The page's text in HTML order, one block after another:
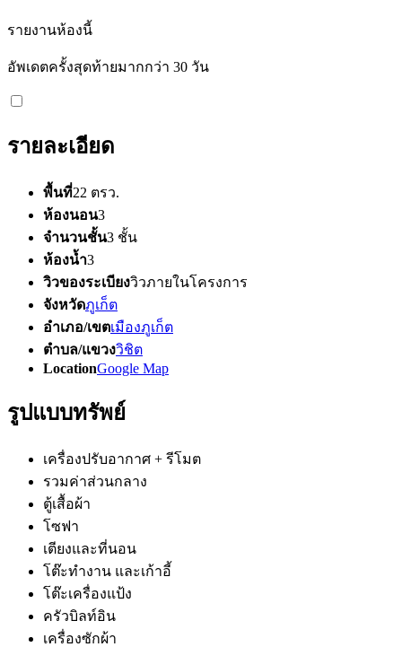
รายงานห้องนี้
อัพเดตครั้งสุดท้ายมากกว่า 30 วัน
รายละเอียด
พื้นที่22 ตรว.
ห้องนอน3
จำนวนชั้น3 ชั้น
ห้องน้ำ3
วิวของระเบียงวิวภายในโครงการ
จังหวัดภูเก็ต
อำเภอ/เขตเมืองภูเก็ต
ตำบล/แขวงวิชิต
LocationGoogle Map
รูปแบบทรัพย์
เครื่องปรับอากาศ + รีโมต
รวมค่าส่วนกลาง
ตู้เสื้อผ้า
โซฟา
เตียงและที่นอน
โต๊ะทำงาน และเก้าอี้
โต๊ะเครื่องแป้ง
ครัวบิลท์อิน
เครื่องซักผ้า